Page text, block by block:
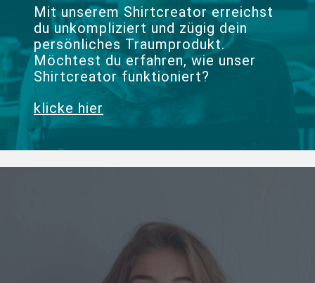
Mit unserem Shirtcreator erreichst
du unkompliziert und zügig dein
persönliches Traumprodukt.
Möchtest du erfahren, wie unser
Shirtcreator funktioniert?
klicke hier